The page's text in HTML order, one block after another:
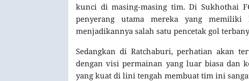
kunci di masing-masing tim. Di Sukhothai
penyerang utama mereka yang memiliki
menjadikannya salah satu pencetak gol
Sedangkan di Ratchaburi, perhatian akan
dengan visi permainan yang luar biasa dan
yang kuat di lini tengah membuat tim ini